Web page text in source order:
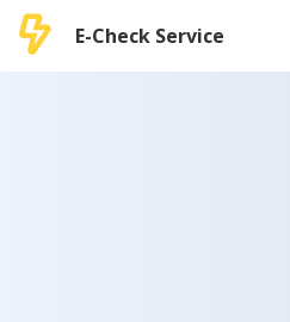
E-Check Service